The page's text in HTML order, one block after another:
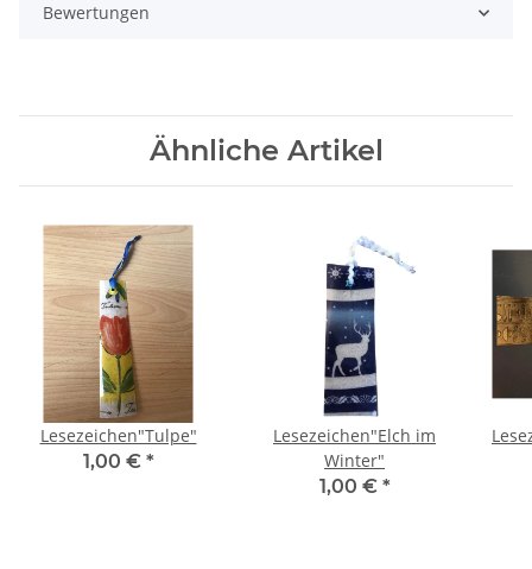
Bewertungen
Ähnliche Artikel
Lesezeichen"Tulpe"
1,00 € *
Lesezeichen"Elch im
Winter"
1,00 € *